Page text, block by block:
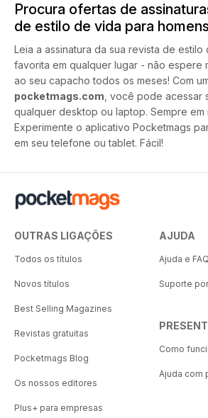
Procura ofertas de
de estilo de vida para
Leia a assinatura da sua revista de estilo
favorita em qualquer lugar - não espere
ao seu capacho todos os meses! Com
pocketmags.com , você pode acessar
qualquer desktop ou laptop. Sempre em
Experimente o aplicativo Pocketmags
em seu telefone ou tablet. Fácil!
OUTRAS LIGAÇÕES
Todos os títulos
Novos títulos
Best Selling Magazines
Revistas gratuitas
Pocketmags Blog
Os nossos editores
Plus+ para empresas
AJUDA
Ajuda e
Suporte
Como
Ajuda com